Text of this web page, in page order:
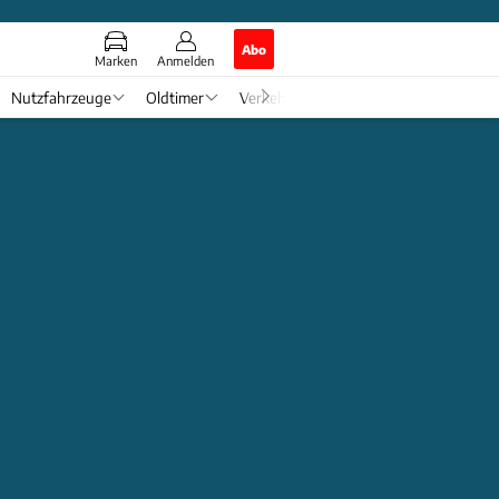
Marken Anmelden
Abo
Nutzfahrzeuge Oldtimer Verkehr